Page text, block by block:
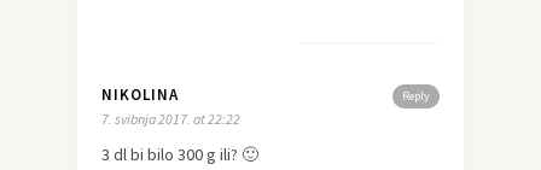
Reply
NIKOLINA
7. svibnja 2017. at 22:22
3 dl bi bilo 300 g ili? 🙂